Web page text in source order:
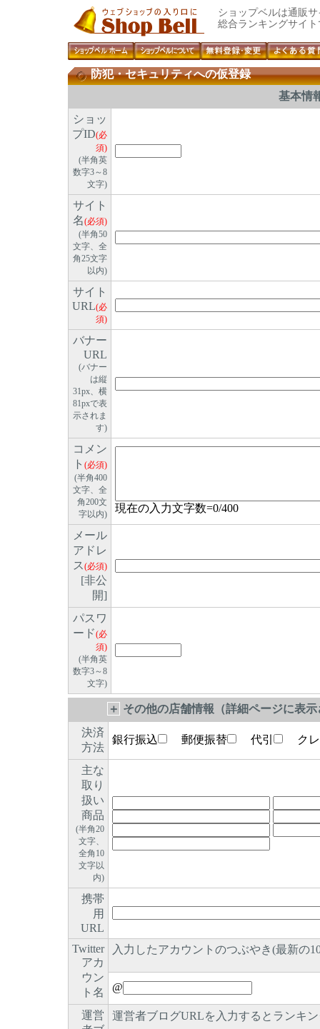
ショップベルは通販
総合ランキングサイ
防犯・セキュリティへの仮登録
基本情
ショッ
プID(必
須)
(半角英
数字3～8
文字)
サイト
名(必須)
(半角50
文字、全
角25文字
以内)
サイト
URL(必
須)
バナー
URL
(バナー
は縦
31px、横
81pxで表
示されま
す)
コメン
ト (必須)
(半角400
文字、全
角200文
字以内)
現在の入力文字数=0/400
メール
アドレ
ス (必須)
[非公
開]
パスワ
ード(必
須)
(半角英
数字3～8
文字)
＋ その他の店舗情報（詳細ページに表
決済
方法
銀行振込 郵便振替 代引 クレ
主な
取り
扱い
商品
(半角20
文字、
全角10
文字以
内)
携帯
用
URL
Twitter
アカ
ウン
ト名
入力したアカウントのつぶやき(最新の
@
運営
運営者ブログURLを入力するとランキ